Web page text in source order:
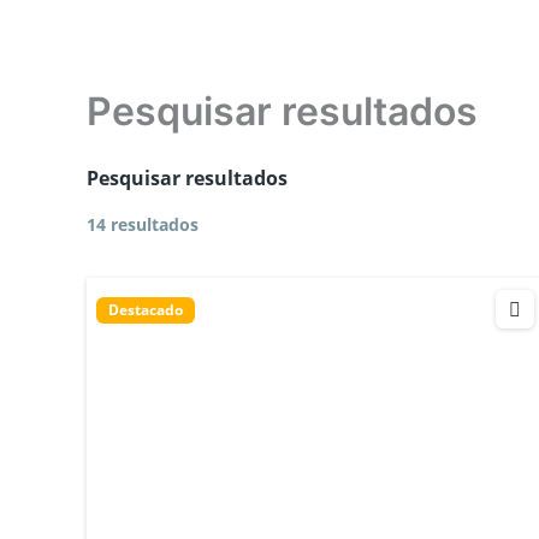
Pesquisar resultados
Pesquisar resultados
14 resultados
Destacado